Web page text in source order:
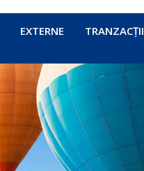
EXTERNE TRANZACȚII